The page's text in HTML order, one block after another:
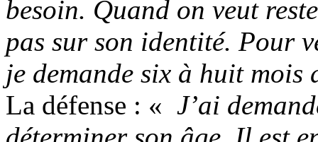
besoin. Quand on veut
pas sur son identité. Pour
je demande six à huit
La défense : « J’ai